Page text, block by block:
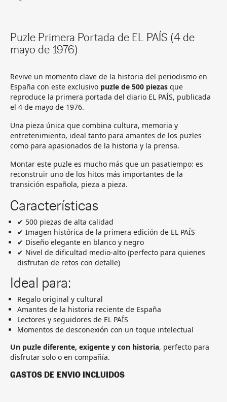
Puzle Primera Portada de EL PAÍS (4 de
mayo de 1976)
Revive un momento clave de la historia del periodismo en
España con este exclusivo puzle de 500 piezas que
reproduce la primera portada del diario EL PAÍS, publicada
el 4 de mayo de 1976.
Una pieza única que combina cultura, memoria y
entretenimiento, ideal tanto para amantes de los puzles
como para apasionados de la historia y la prensa.
Montar este puzle es mucho más que un pasatiempo: es
reconstruir uno de los hitos más importantes de la
transición española, pieza a pieza.
Características
✔ 500 piezas de alta calidad
✔ Imagen histórica de la primera edición de EL PAÍS
✔ Diseño elegante en blanco y negro
✔ Nivel de dificultad medio-alto (perfecto para quienes
disfrutan de retos con detalle)
Ideal para:
Regalo original y cultural
Amantes de la historia reciente de España
Lectores y seguidores de EL PAÍS
Momentos de desconexión con un toque intelectual
Un puzle diferente, exigente y con historia, perfecto para
disfrutar solo o en compañía.
GASTOS DE ENVIO INCLUIDOS